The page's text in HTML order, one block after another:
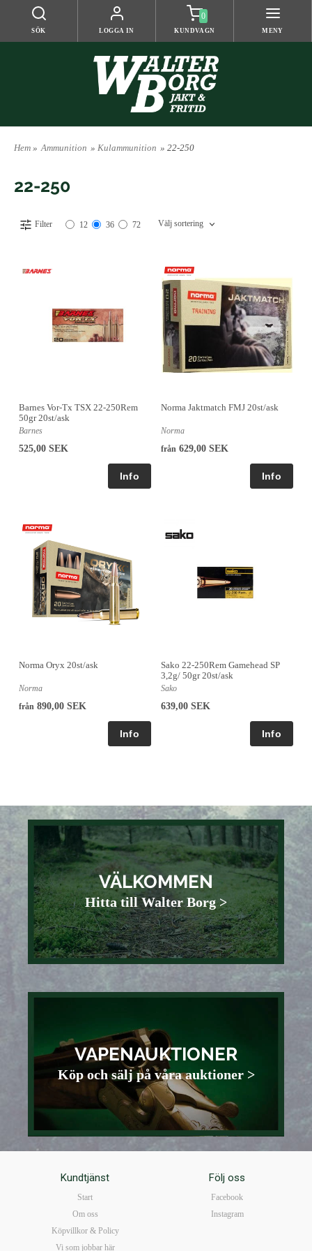
SÖK LOGGA IN
0
KUNDVAGN MENY
Hem » Ammunition » Kulammunition » 22-250
22-250
Filter 12 36 72 Välj sortering
Barnes Vor-Tx TSX 22-250Rem
50gr 20st/ask
Barnes
525,00 SEK
Norma Jaktmatch FMJ 20st/ask
Norma
från 629,00 SEK
Norma Oryx 20st/ask
Norma
från 890,00 SEK
Sako 22-250Rem Gamehead SP
3,2g/ 50gr 20st/ask
Sako
639,00 SEK
VÄLKOMMEN
Hitta till Walter Borg >
VAPENAUKTIONER
Köp och sälj på våra auktioner >
Kundtjänst
Start
Om oss
Köpvillkor & Policy
Vi som jobbar här
Följ oss
Facebook
Instagram